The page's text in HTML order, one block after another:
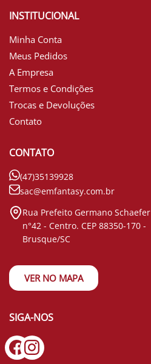
INSTITUCIONAL
Minha Conta
Meus Pedidos
A Empresa
Termos e Condições
Trocas e Devoluções
Contato
CONTATO
(47)35139928
sac@emfantasy.com.br
Rua Prefeito Germano Schaefer
n°42 - Centro. CEP 88350-170 -
Brusque/SC
VER NO MAPA
SIGA-NOS